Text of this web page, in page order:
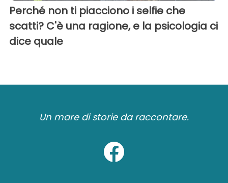
Perché non ti piacciono i selfie che
scatti? C'è una ragione, e la psicologia ci
dice quale
Un mare di storie da raccontare.